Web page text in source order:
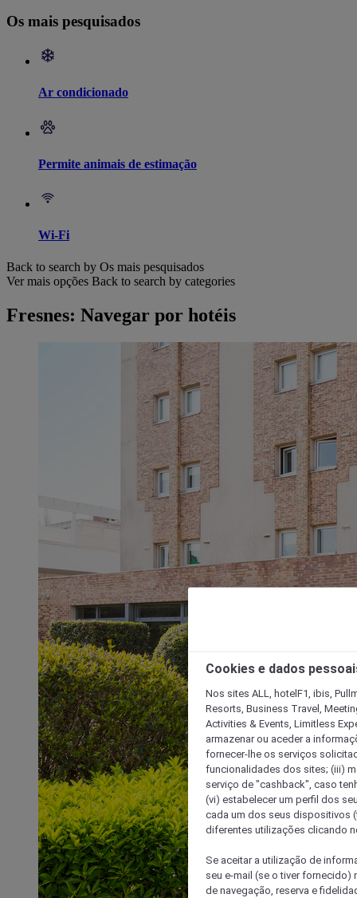
Os mais pesquisados
Ar condicionado
Permite animais de estimação
Wi-Fi
Back to search by Os mais pesquisados
Ver mais opções Back to search by categories
Fresnes: Navegar por hotéis
Cookies e dados
Nos sites ALL, hotelF1, ibis,
Resorts, Business Travel,
Activities & Events, Limitless
armazenar ou aceder a
fornecer-lhe os serviços
funcionalidades dos sites; (iii)
serviço de "cashback", caso
(vi) estabelecer um perfil dos
cada um dos seus dispositivos
diferentes utilizações clicando
Se aceitar a utilização de
seu e-mail (se o tiver
de navegação, reserva e